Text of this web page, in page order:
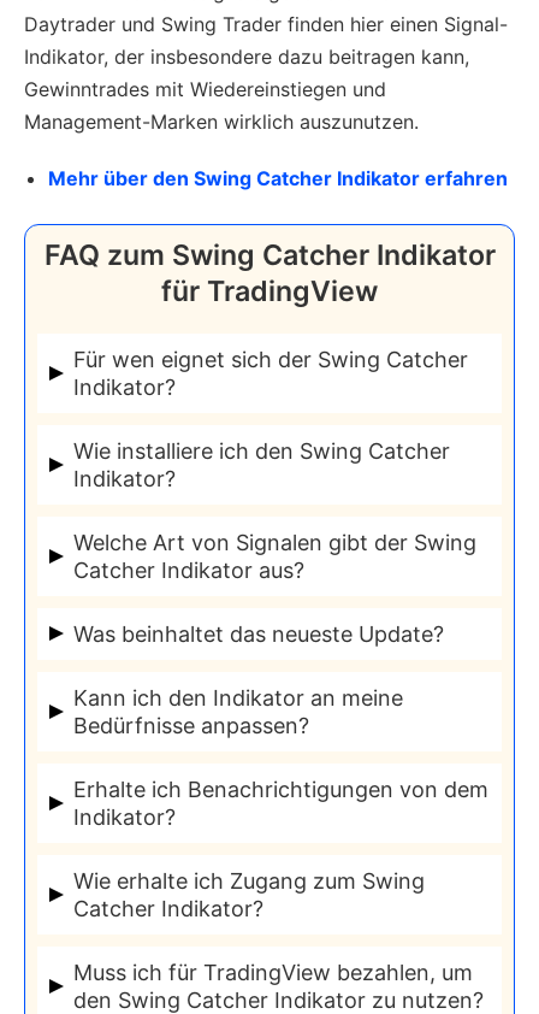
Daytrader und Swing Trader finden hier einen Signal-
Indikator, der insbesondere dazu beitragen kann,
Gewinntrades mit Wiedereinstiegen und
Management-Marken wirklich auszunutzen.
Mehr über den Swing Catcher Indikator erfahren
FAQ zum Swing Catcher Indikator
für TradingView
Für wen eignet sich der Swing Catcher
Indikator?
Der Swing Catcher Indikator eignet sich
sowohl für Anfänger als auch für Profi-
Wie installiere ich den Swing Catcher
Indikator?
Die Installation erfolgt in nur drei einfachen
Klicks. Es wurde besonderer Wert auf eine
Welche Art von Signalen gibt der Swing
Catcher Indikator aus?
Der Indikator kann trendfolgende Signale
Anzahl von Signalen die optimale
Einstellung aus einem integrierten Backtest
Nutzer.
Was beinhaltet das neueste Update?
Das neueste Update hat eine Backtesting-
Funktion hinzugefügt und bietet
beispielsweise Support- und
Resistancezonen.
Kann ich den Indikator an meine
Bedürfnisse anpassen?
Ja, der Indikator bietet zahlreiche
Einstellungsmöglichkeiten und kann mit
werden.
Erhalte ich Benachrichtigungen von dem
Indikator?
Ja, in Kombination mit TradingView erhalten
Sie Benachrichtigungen auf all Ihren
generiert wird.
Wie erhalte ich Zugang zum Swing
Catcher Indikator?
Nachdem Sie den Indikator gekauft haben
und Ihren TradingView-Nutzernamen
Muss ich für TradingView bezahlen, um
den Swing Catcher Indikator zu nutzen?